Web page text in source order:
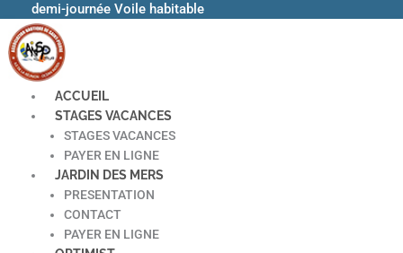
demi-journée Voile habitable
ACCUEIL
STAGES VACANCES
STAGES VACANCES
PAYER EN LIGNE
JARDIN DES MERS
PRESENTATION
CONTACT
PAYER EN LIGNE